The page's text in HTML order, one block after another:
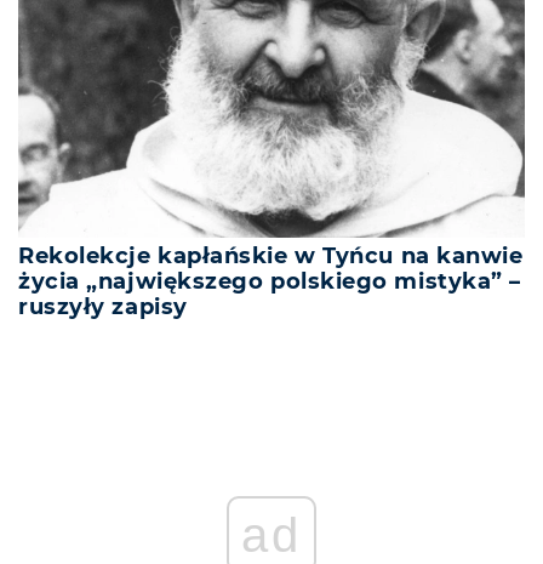
Rekolekcje kapłańskie w Tyńcu na kanwie
życia „największego polskiego mistyka” –
ruszyły zapisy
ad